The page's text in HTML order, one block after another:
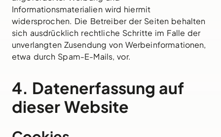
Informationsmaterialien wird hiermit
widersprochen. Die Betreiber der Seiten behalten
sich ausdrücklich rechtliche Schritte im Falle der
unverlangten Zusendung von Werbeinformationen,
etwa durch Spam-E-Mails, vor.
4. Datenerfassung auf
dieser Website